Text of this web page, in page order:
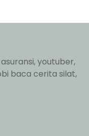
youtuber,
baca cerita silat,